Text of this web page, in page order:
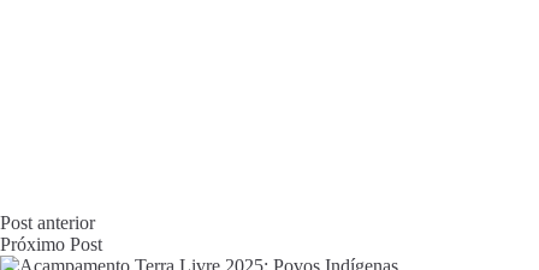
Post anterior
Próximo Post